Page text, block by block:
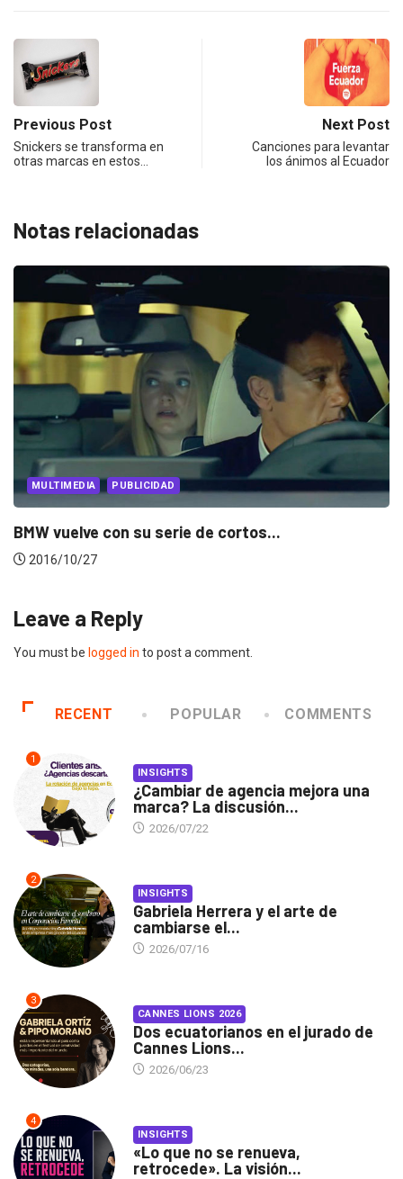
Previous Post
Snickers se transforma en
otras marcas en estos…
Next Post
Canciones para levantar
los ánimos al Ecuador
Notas relacionadas
PUBLICIDAD
Porsche se suma a Mercedes-Benz y felicita...
2016/03/11
Leave a Reply
You must be logged in to post a comment.
RECENT POPULAR COMMENTS
1
INSIGHTS
¿Cambiar de agencia mejora una
marca? La discusión...
2026/07/22
2
INSIGHTS
Gabriela Herrera y el arte de
cambiarse el...
2026/07/16
3
CANNES LIONS 2026
Dos ecuatorianos en el jurado de
Cannes Lions...
2026/06/23
4
INSIGHTS
«Lo que no se renueva,
retrocede». La visión...